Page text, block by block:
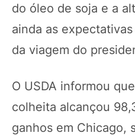
do óleo de soja e a
ainda as
da viagem do
O USDA informou
colheita alcançou
ganhos em Chicago,